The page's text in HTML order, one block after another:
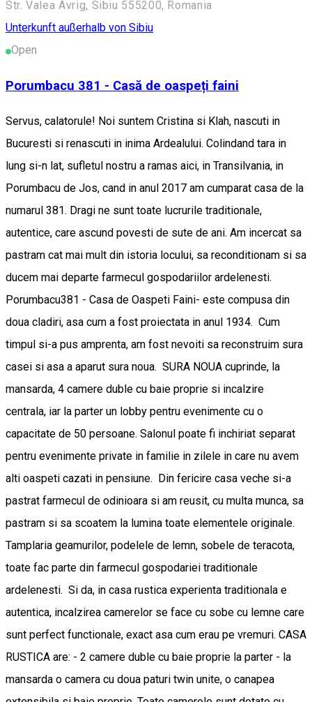
Str. Valea Avrig, Sibiu 555200, Romania
Unterkunft außerhalb von Sibiu
Open
Porumbacu 381 - Casă de oaspeți faini
Servus, calatorule! Noi suntem Cristina si Klah, nascuti in
Bucuresti si renascuti in inima Ardealului. Colindand tara in
lung si-n lat, sufletul nostru a ramas aici, in Transilvania, in
Porumbacu de Jos, cand in anul 2017 am cumparat casa de la
numarul 381. Dragi ne sunt toate lucrurile traditionale,
autentice, care ascund povesti de sute de ani. Am incercat sa
pastram cat mai mult din istoria locului, sa reconditionam si sa
ducem mai departe farmecul gospodariilor ardelenesti.
Porumbacu381 - Casa de Oaspeti Faini- este compusa din
doua cladiri, asa cum a fost proiectata in anul 1934. Cum
timpul si-a pus amprenta, am fost nevoiti sa reconstruim sura
casei si asa a aparut sura noua. SURA NOUA cuprinde, la
mansarda, 4 camere duble cu baie proprie si incalzire
centrala, iar la parter un lobby pentru evenimente cu o
capacitate de 50 persoane. Salonul poate fi inchiriat separat
pentru evenimente private in familie in zilele in care nu avem
alti oaspeti cazati in pensiune. Din fericire casa veche si-a
pastrat farmecul de odinioara si am reusit, cu multa munca, sa
pastram si sa scoatem la lumina toate elementele originale.
Tamplaria geamurilor, podelele de lemn, sobele de teracota,
toate fac parte din farmecul gospodariei traditionale
ardelenesti. Si da, in casa rustica experienta traditionala e
autentica, incalzirea camerelor se face cu sobe cu lemne care
sunt perfect functionale, exact asa cum erau pe vremuri. CASA
RUSTICA are: - 2 camere duble cu baie proprie la parter - la
mansarda o camera cu doua paturi twin unite, o canapea